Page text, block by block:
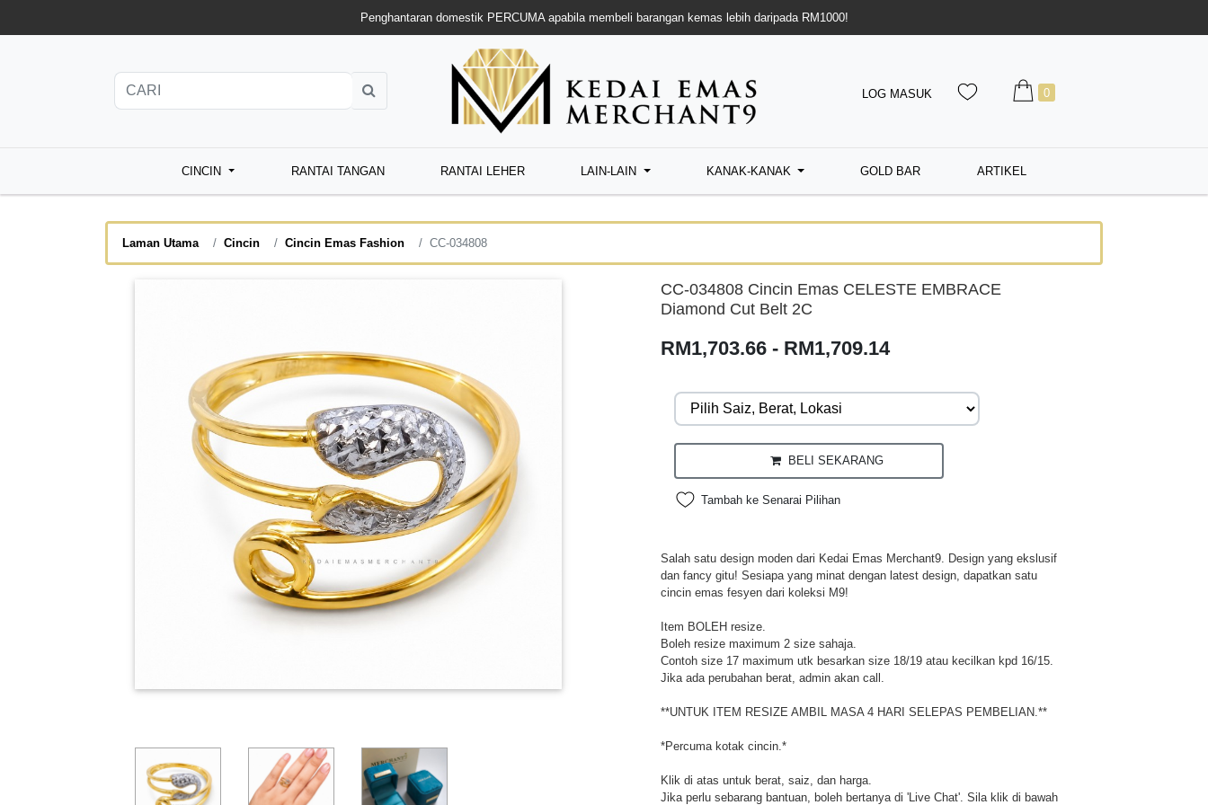
Penghantaran domestik PERCUMA apabila membeli barangan kemas lebih daripada RM1000!
LOG MASUK 0
CINCIN RANTAI TANGAN RANTAI LEHER LAIN-LAIN KANAK-KANAK GOLD BAR ARTIKEL
Laman Utama Cincin Cincin Emas Fashion CC-034808
CC-034808 Cincin Emas CELESTE EMBRACE
Diamond Cut Belt 2C
RM1,703.66 - RM1,709.14
BELI SEKARANG
Tambah ke Senarai Pilihan
Salah satu design moden dari Kedai Emas Merchant9. Design yang ekslusif
dan fancy gitu! Sesiapa yang minat dengan latest design, dapatkan satu
cincin emas fesyen dari koleksi M9!
Item BOLEH resize.
Boleh resize maximum 2 size sahaja.
Contoh size 17 maximum utk besarkan size 18/19 atau kecilkan kpd 16/15.
Jika ada perubahan berat, admin akan call.
**UNTUK ITEM RESIZE AMBIL MASA 4 HARI SELEPAS PEMBELIAN.**
*Percuma kotak cincin.*
Klik di atas untuk berat, saiz, dan harga.
Jika perlu sebarang bantuan, boleh bertanya di 'Live Chat'. Sila klik di bawah